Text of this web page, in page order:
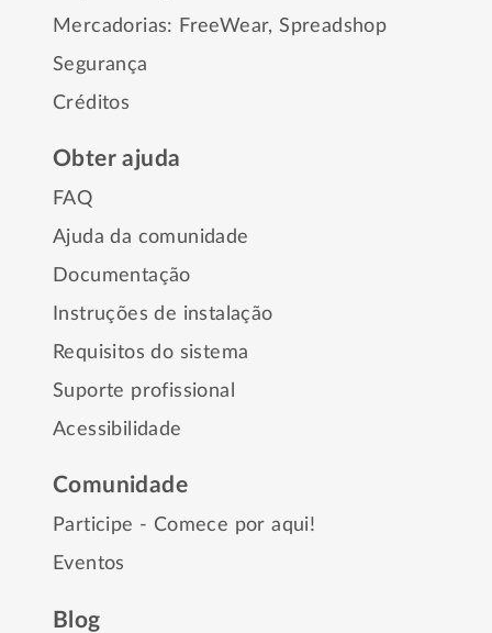
Mercadorias: FreeWear,Spreadshop
Segurança
Créditos
Obter ajuda
FAQ
Ajuda da comunidade
Documentação
Instruções de instalação
Requisitos do sistema
Suporte profissional
Acessibilidade
Comunidade
Participe - Comece por aqui!
Eventos
Blog